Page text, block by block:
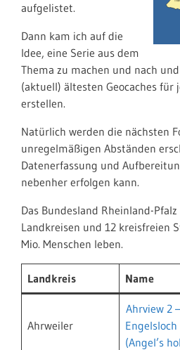
aufgelistet.
Dann kam ich auf die
Idee, eine Serie aus dem
Thema zu machen und nach
(aktuell) ältesten Geocaches für
erstellen.
Natürlich werden die nächsten
unregelmäßigen Abständen
Datenerfassung und
nebenher erfolgen kann.
Das Bundesland Rheinland-
Landkreisen und 12 kreisfreien
Mio. Menschen leben.
Landkreis Name
Ahrweiler
Ahrview 2 –
Engelsloch
(Angel’s